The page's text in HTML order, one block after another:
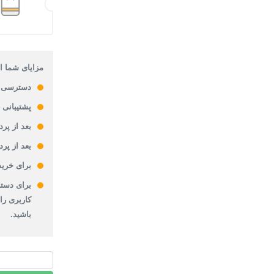
مزایای شما
پشتیبانی 24 ساعته
بعد از
بعد از
برای
برای
کاربری
باشید.